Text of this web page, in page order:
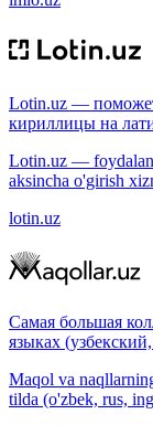
Lotin.uz — поможет
кириллицы на
Lotin.uz —
aksincha o'girish
lotin.uz
Самая большая
языках
Maqol va
tilda (o'zbek, rus,